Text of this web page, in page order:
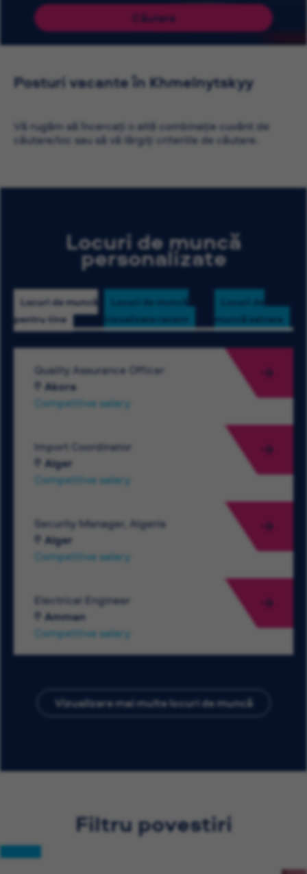
Căutare
Posturi vacante în Khmelnytskyy
Vă rugăm să încercați o altă combinație cuvânt de
căutare/loc sau să vă lărgiți criteriile de căutare.
Locuri de muncă
personalizate
Locuri de muncă
pentru tine
Locuri de muncă
vizualizate recent
Locuri de
muncă salvate
Quality Assurance Officer
Akora
Competitive salary
Import Coordinator
Alger
Competitive salary
Security Manager, Algeria
Alger
Competitive salary
Electrical Engineer
Amman
Competitive salary
Vizualizare mai multe locuri de muncă
Filtru povestiri